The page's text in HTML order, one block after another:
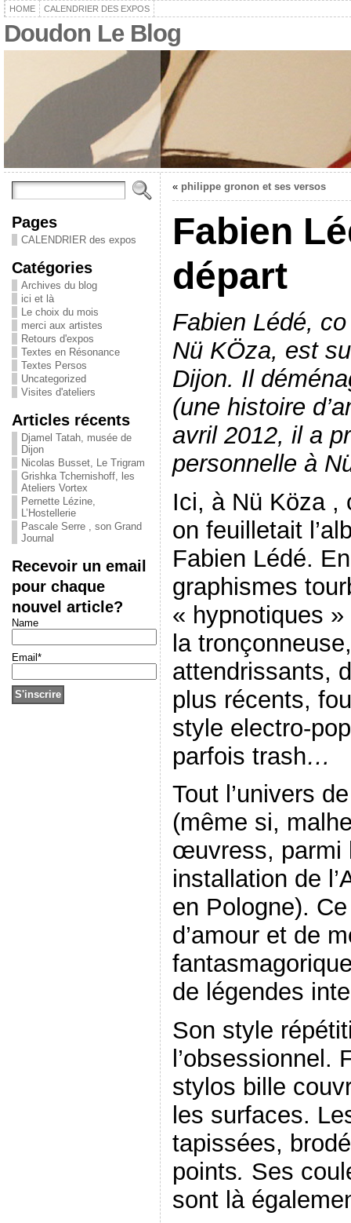
HOME CALENDRIER DES EXPOS
Doudon Le Blog
Pages
CALENDRIER des expos
Catégories
Archives du blog
ici et là
Le choix du mois
merci aux artistes
Retours d'expos
Textes en Résonance
Textes Persos
Uncategorized
Visites d'ateliers
Articles récents
Djamel Tatah, musée de
Dijon
Nicolas Busset, Le Trigram
Grishka Tchernishoff, les
Ateliers Vortex
Pernette Lézine,
L’Hostellerie
Pascale Serre , son Grand
Journal
Recevoir un email
pour chaque
nouvel article?
Name
Email*
« philippe gronon et ses versos
Fabien
départ
Fabien Lédé,
Nü KÖza, est
Dijon. Il
(une histoire
avril 2012, il a
personnelle à
Ici, à Nü Köza ,
on feuilletait
Fabien Lédé.
graphismes
« hypnotiques
la
attendrissants,
plus récents,
style electro-
parfois trash…
Tout l’univers
(même si,
œuvress, parmi
installation de
en Pologne).
d’amour et de
de légendes
Son style
l’obsessionnel.
stylos bille
les surfaces.
tapissées,
points. Ses
sont là